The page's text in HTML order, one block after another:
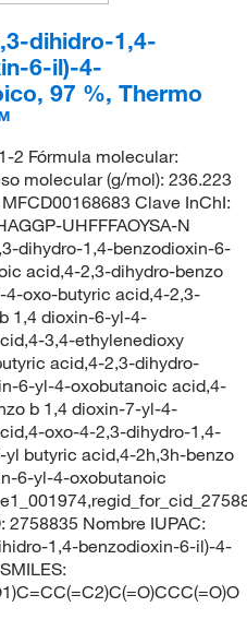
dihidro-1,4-
6-il)-4-
97 %, Thermo
2 Fórmula molecular:
molecular (g/mol): 236.223
Clave InChI:
UHFFFAOYSA-N
dihydro-1,4-benzodioxin-6-
acid,4-2,3-dihydro-benzo
4-oxo-butyric acid,4-2,3-
1,4 dioxin-6-yl-4-
3,4-ethylenedioxy
acid,4-2,3-dihydro-
6-yl-4-oxobutanoic acid,4-
b 1,4 dioxin-7-yl-4-
oxo-4-2,3-dihydro-1,4-
yl butyric acid,4-2h,3h-benzo
6-yl-4-oxobutanoic
2758835 Nombre IUPAC:
1,4-benzodioxin-6-il)-4-